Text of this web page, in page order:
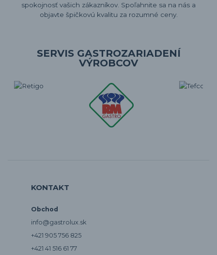
spokojnosť vašich zákazníkov. Spoľahnite sa na nás a
objavte špičkovú kvalitu za rozumné ceny.
SERVIS GASTROZARIADENÍ
VÝROBCOV
KONTAKT
Obchod
info@gastrolux.sk
+421 905 756 825
+421 41 516 61 77